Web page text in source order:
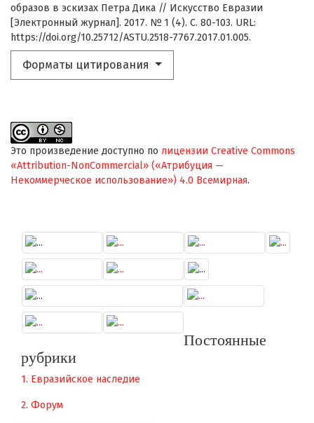
образов в эскизах Петра Дика // Искусство Евразии
[Электронный журнал]. 2017. № 1 (4). С. 80-103. URL:
https://doi.org/10.25712/ASTU.2518-7767.2017.01.005.
Форматы цитирования
Это произведение доступно по лицензии Creative Commons
«Attribution-NonCommercial» («Атрибуция —
Некоммерческое использование») 4.0 Всемирная.
Постоянные
рубрики
1. Евразийское наследие
2. Форум